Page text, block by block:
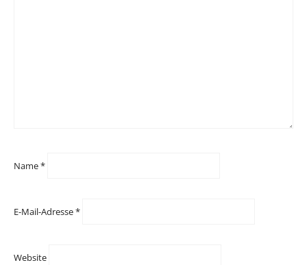
Name*
E-Mail-Adresse*
Website